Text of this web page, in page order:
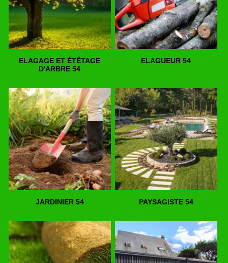
ELAGAGE ET ÉTÊTAGE
D'ARBRE 54
ELAGUEUR 54
JARDINIER 54 PAYSAGISTE 54